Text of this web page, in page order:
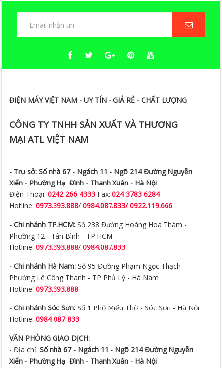
ĐIỆN MÁY VIỆT NAM - UY TÍN - GIÁ RẺ - CHẤT LƯỢNG
CÔNG TY TNHH SẢN XUẤT VÀ THƯƠNG
MẠI ATL VIỆT NAM
- Trụ sở: Số nhà 67 - Ngách 11 - Ngõ 214 Đường Nguyễn
Xiển - Phường Hạ Đình - Thanh Xuân - Hà Nội
Điện Thoại:0242 266 4333 Fax:024 3783 6284
Hotline:0973.393.888/0984.087.833/ 0922.119.666
- Chi nhánh TP.HCM: Số 238 Đường Hoàng Hoa Thám -
Phường 12 - Tân Bình - TP.HCM
Hotline:0973.393.888/0984.087.833
- Chi nhánh Hà Nam: Số 95 Đường Phạm Ngọc Thạch -
Phường Lê Công Thanh - TP Phủ Lý - Hà Nam
Hotline:0973.393.888
- Chi nhánh Sóc Sơn: Số 1 Phố Miếu Thờ - Sóc Sơn - Hà Nội
Hotline:0984 087 833
VĂN PHÒNG GIAO DỊCH:
- Địa chỉ:Số nhà 67 - Ngách 11 - Ngõ 214 Đường Nguyễn
Xiển - Phường Hạ Đình - Thanh Xuân - Hà Nội